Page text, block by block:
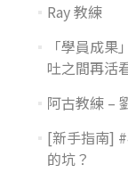
Ray 教練
「學員成
吐之間再活
阿古教練 –
[新手指南]
的坑？